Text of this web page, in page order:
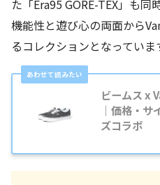
た「Era95 GORE-TEX」も同
機能性と遊び心の両面から
るコレクションとなっていま
ビームス x
｜価格・サ
ズコラボ